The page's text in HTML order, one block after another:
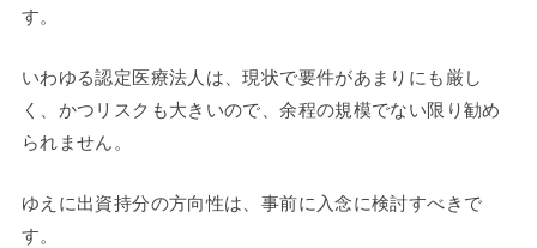
す。
いわゆる認定医療法人は、現状で要件があまりにも厳し
く、かつリスクも大きいので、余程の規模でない限り勧め
られません。
ゆえに出資持分の方向性は、事前に入念に検討すべきで
す。